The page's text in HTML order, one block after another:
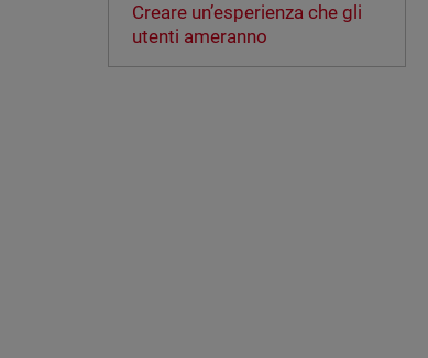
Creare un’esperienza che gli
utenti ameranno